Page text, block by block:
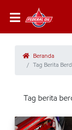
Beranda
Tag Berita
Tag berita